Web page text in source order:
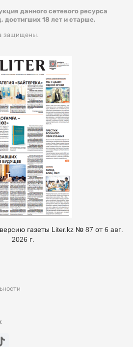
данного сетевого ресурса
достигших 18 лет и старше.
защищены.
газеты Liter.kz № 87 от 6 авг.
2026 г.